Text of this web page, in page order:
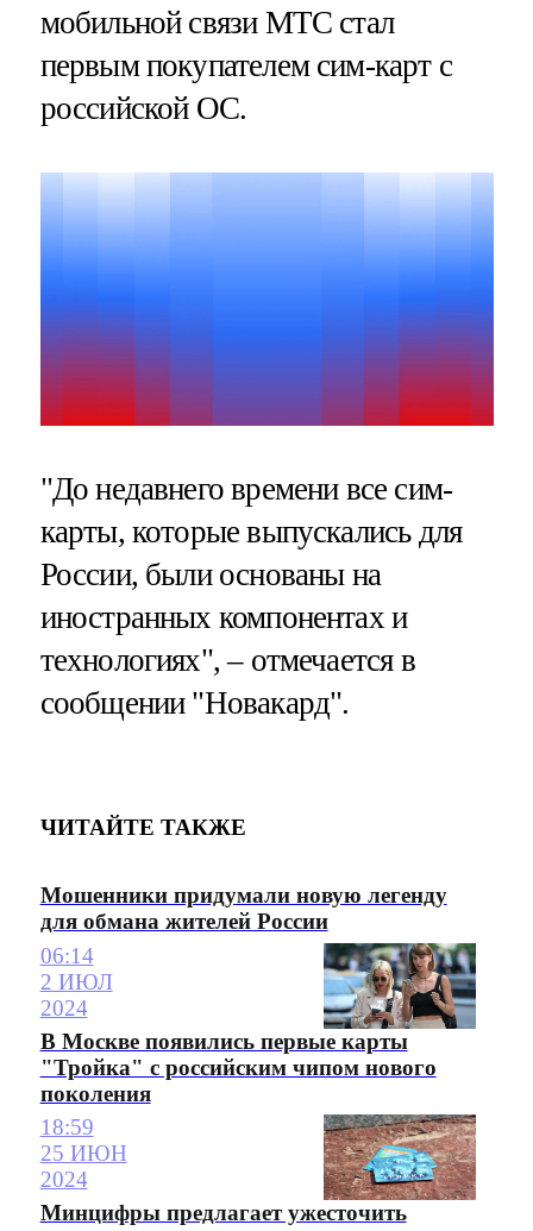
мобильной связи МТС стал
первым покупателем сим-карт с
российской ОС.
"До недавнего времени все сим-
карты, которые выпускались для
России, были основаны на
иностранных компонентах и
технологиях", – отмечается в
сообщении "Новакард".
ЧИТАЙТЕ ТАКЖЕ
Мошенники придумали новую легенду
для обмана жителей России
06:14
2 ИЮЛ
2024
В Москве появились первые карты
"Тройка" с российским чипом нового
поколения
18:59
25 ИЮН
2024
Минцифры предлагает ужесточить